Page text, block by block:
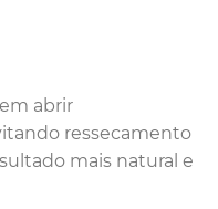
abrir
ressecamento
mais natural e